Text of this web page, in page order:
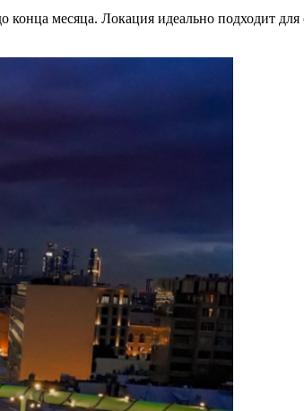
конца месяца. Локация идеально подходит для